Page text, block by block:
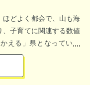
露、シンガーソングラ
ほどよく都会で、山も海
、子育てに関連する数値
える」県となっていま
の実現に向け、子育て
身の横澤夏子さんが、
就任。かたや子育ては